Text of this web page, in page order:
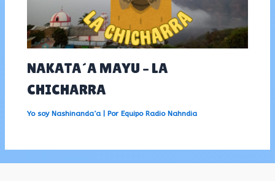
NAKATA´A MAYU – LA
CHICHARRA
Yo soy Nashinanda’a | PorEquipo Radio Nahndia